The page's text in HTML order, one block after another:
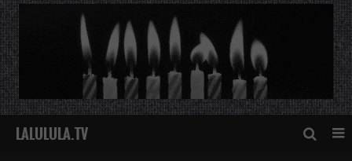
¿QUÉ ES ESTO?